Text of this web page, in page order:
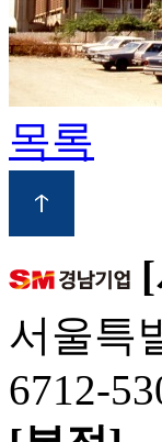
목록
서울특
6712-